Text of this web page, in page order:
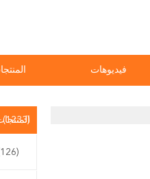
فيديوهات
(1233)
(126)